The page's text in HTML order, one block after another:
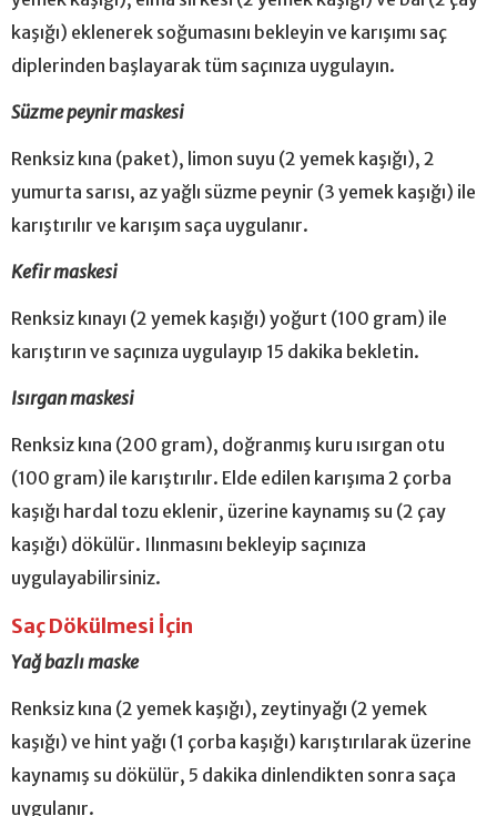
kaşığı) eklenerek soğumasını bekleyin ve karışımı saç
diplerinden başlayarak tüm saçınıza uygulayın.
Süzme peynir maskesi
Renksiz kına (paket), limon suyu (2 yemek kaşığı), 2
yumurta sarısı, az yağlı süzme peynir (3 yemek kaşığı) ile
karıştırılır ve karışım saça uygulanır.
Kefir maskesi
Renksiz kınayı (2 yemek kaşığı) yoğurt (100 gram) ile
karıştırın ve saçınıza uygulayıp 15 dakika bekletin.
Isırgan maskesi
Renksiz kına (200 gram), doğranmış kuru ısırgan otu
(100 gram) ile karıştırılır. Elde edilen karışıma 2 çorba
kaşığı hardal tozu eklenir, üzerine kaynamış su (2 çay
kaşığı) dökülür. Ilınmasını bekleyip saçınıza
uygulayabilirsiniz.
Saç Dökülmesi İçin
Yağ bazlı maske
Renksiz kına (2 yemek kaşığı), zeytinyağı (2 yemek
kaşığı) ve hint yağı (1 çorba kaşığı) karıştırılarak üzerine
kaynamış su dökülür, 5 dakika dinlendikten sonra saça
uygulanır.